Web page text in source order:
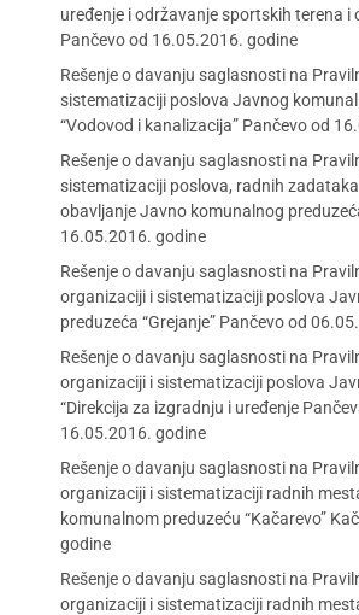
uređenje i održavanje sportskih terena i
Pančevo od 16.05.2016. godine
Rešenje o davanju saglasnosti na
sistematizaciji poslova Javnog
“Vodovod i kanalizacija” Pančevo od
Rešenje o davanju saglasnosti na
sistematizaciji poslova, radnih
obavljanje Javno komunalnog
16.05.2016. godine
Rešenje o davanju saglasnosti na
organizaciji i sistematizaciji poslova
preduzeća “Grejanje” Pančevo od
Rešenje o davanju saglasnosti na
organizaciji i sistematizaciji poslova
“Direkcija za izgradnju i uređenje
16.05.2016. godine
Rešenje o davanju saglasnosti na
organizaciji i sistematizaciji radnih
komunalnom preduzeću “Kačarevo”
godine
Rešenje o davanju saglasnosti na
organizaciji i sistematizaciji radnih